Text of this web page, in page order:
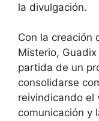
la divulgación.
Con la creación
Misterio,
partida de un
consolidarse
reivindicando el
comunicación y